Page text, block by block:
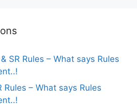
& SR Rules – What says Rules
Rules – What says Rules